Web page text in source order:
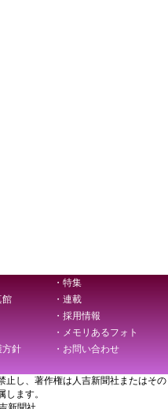
・特集
館
・連載
・採用情報
・メモリあるフォト
方針
・お問い合わせ
止し、著作権は人吉新聞社またはその
します。